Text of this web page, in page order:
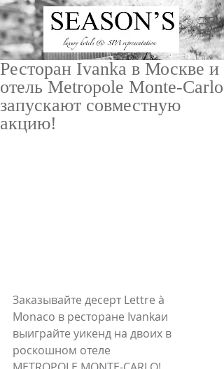
Ресторан Ivanka в Москве и
отель Metropole Monte-Carlo
запускают совместную
акцию!
Заказывайте десерт Lettre à
Monaco в ресторане Ivankaи
выиграйте уикенд на двоих в
роскошном отеле